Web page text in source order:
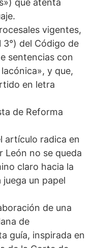
que atenta
vigentes,
del Código de
sentencias con
y que,
en letra
de Reforma
artículo radica en
León no se queda
claro hacia la
un papel
de una
de
guía, inspirada en